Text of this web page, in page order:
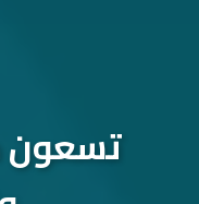
تسعون